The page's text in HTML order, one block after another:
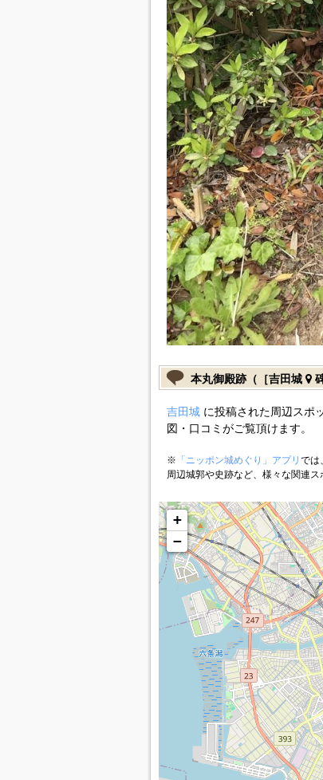
本丸御殿跡（［吉田城
吉田城に投稿された周辺スポ
図・口コミがご覧頂けます。
※ 「ニッポン城めぐり」アプリ では
周辺城郭や史跡など、様々な関連ス
+
−